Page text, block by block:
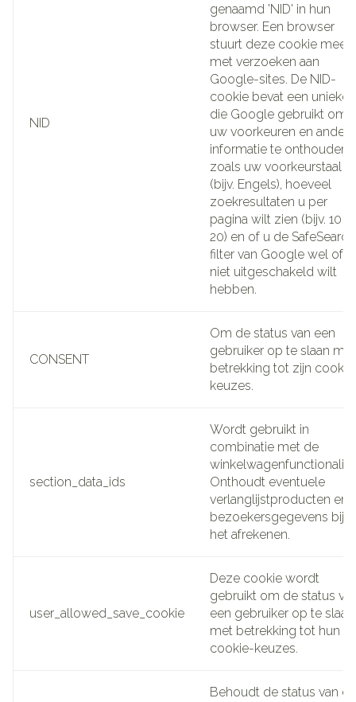
NID
genaamd 'NID' in hun
browser. Een browser
stuurt deze cookie mee
met verzoeken aan
Google-sites. De NID-
cookie bevat een unieke
die Google gebruikt om
uw voorkeuren en andere
informatie te onthouden,
zoals uw voorkeurstaal
(bijv. Engels), hoeveel
zoekresultaten u per
pagina wilt zien (bijv. 10 of
20) en of u de
filter van Google wel of
niet uitgeschakeld wilt
hebben.
CONSENT
Om de status van een
gebruiker op te slaan met
betrekking tot zijn
keuzes.
section_data_ids
Wordt gebruikt in
combinatie met de
Onthoudt eventuele
verlanglijstproducten en
bezoekersgegevens bij
het afrekenen.
user_allowed_save_cookie
Deze cookie wordt
gebruikt om de status
een gebruiker op te slaan
met betrekking tot hun
cookie-keuzes.
Behoudt de status van de